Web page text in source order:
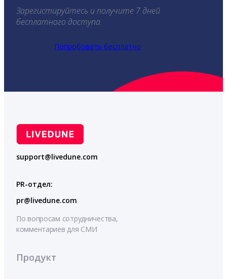
Зарегистируйтесь и получите 7 дней
бесплатного доступа.
Попробовать бесплатно
support@livedune.com
PR-отдел:
pr@livedune.com
По вопросам сотрудничества,
комментариев для СМИ
Продукт